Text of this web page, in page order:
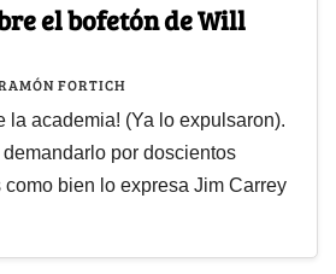
el bofetón de Will
FORTICH
la academia! (Ya lo expulsaron).
por doscientos
bien lo expresa Jim Carrey